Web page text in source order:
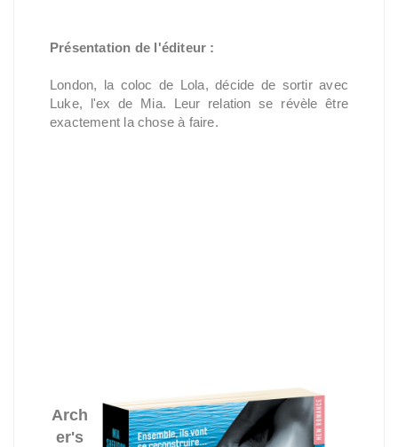
Présentation de l'éditeur :
London, la coloc de Lola, décide de sortir avec
Luke, l'ex de Mia. Leur relation se révèle être
exactement la chose à faire.
Arch
er's